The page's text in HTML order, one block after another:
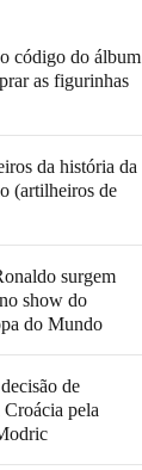
código do álbum
as figurinhas
da história da
(artilheiros de
surgem
show do
do Mundo
de
pela